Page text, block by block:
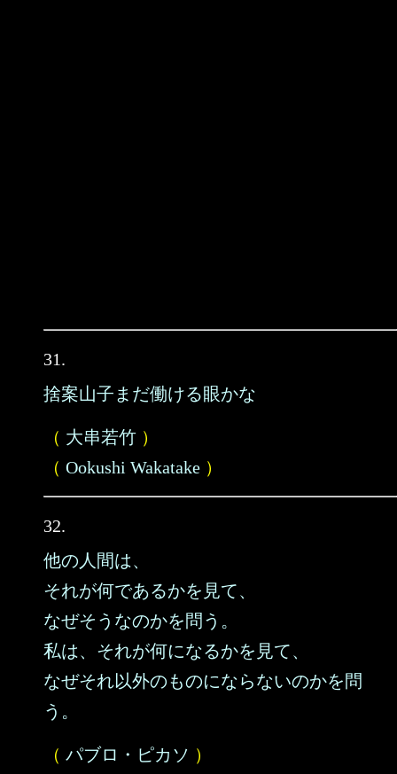
31.
捨案山子まだ働ける眼かな
（ 大串若竹 ）
（ Ookushi Wakatake ）
32.
他の人間は、
それが何であるかを見て、
なぜそうなのかを問う。
私は、それが何になるかを見て、
なぜそれ以外のものにならないのかを問
う。
（ パブロ・ピカソ ）